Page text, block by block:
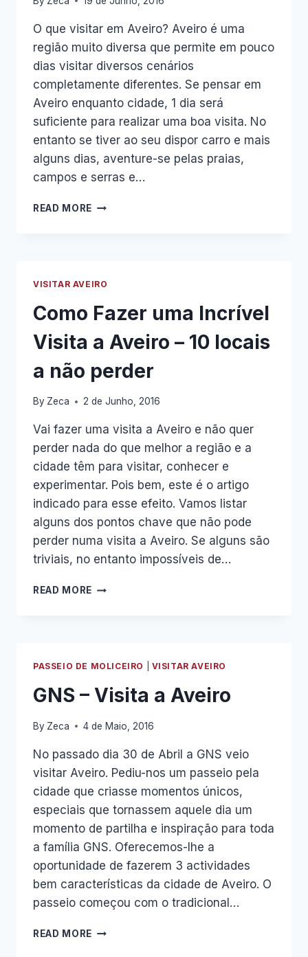
O que visitar em Aveiro? Aveiro é uma
região muito diversa que permite em pouco
dias visitar diversos cenários
completamente diferentes. Se pensar em
Aveiro enquanto cidade, 1 dia será
suficiente para realizar uma boa visita. No
entanto se tiver ao seu dispor carro e mais
alguns dias, aventure-se pelas praias,
campos e serras e…
READ MORE
VISITAR AVEIRO
Como Fazer uma Incrível
Visita a Aveiro – 10 locais
a não perder
By Zeca 2 de Junho, 2016
Vai fazer uma visita a Aveiro e não quer
perder nada do que melhor a região e a
cidade têm para visitar, conhecer e
experimentar. Pois bem, este é o artigo
indicado para esse efeito. Vamos listar
alguns dos pontos chave que não pode
perder numa visita a Aveiro. Se alguns são
triviais, no entanto impossíveis de…
READ MORE COMO
–
10
A
PERDER
PASSEIO DE MOLICEIRO VISITAR AVEIRO
GNS – Visita a Aveiro
By Zeca 4 de Maio, 2016
No passado dia 30 de Abril a GNS veio
visitar Aveiro. Pediu-nos um passeio pela
cidade que criasse momentos únicos,
especiais que tornassem aquele dia um
momento de partilha e inspiração para toda
a família GNS. Oferecemos-lhe a
oportunidade de fazerem 3 actividades
bem características da cidade de Aveiro. O
passeio começou com o tradicional…
READ MORE GNS